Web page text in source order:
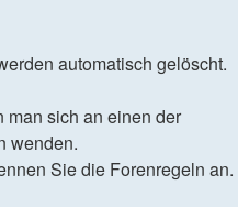
automatisch gelöscht.
man sich an einen der
wenden.
Sie die Forenregeln an.